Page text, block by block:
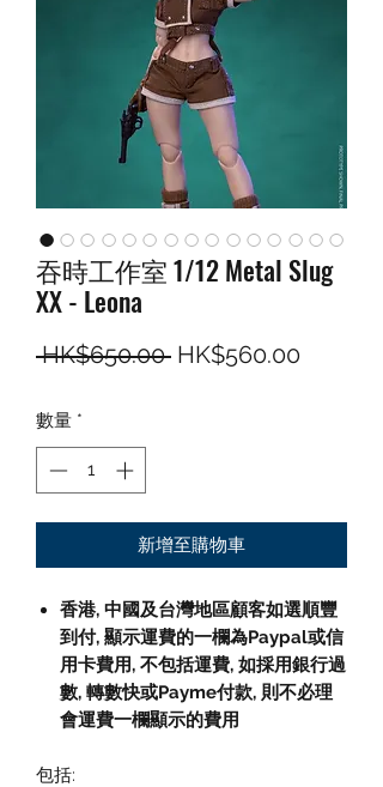
吞時工作室 1/12 Metal Slug
XX - Leona
HK$650.00 一般價格
HK$560.00促銷價格
數量 *
新增至購物車
香港, 中國及台灣地區顧客如選順豐
到付, 顯示運費的一欄為Paypal或信
用卡費用, 不包括運費, 如採用銀行過
數, 轉數快或Payme付款, 則不必理
會運費一欄顯示的費用
包括: